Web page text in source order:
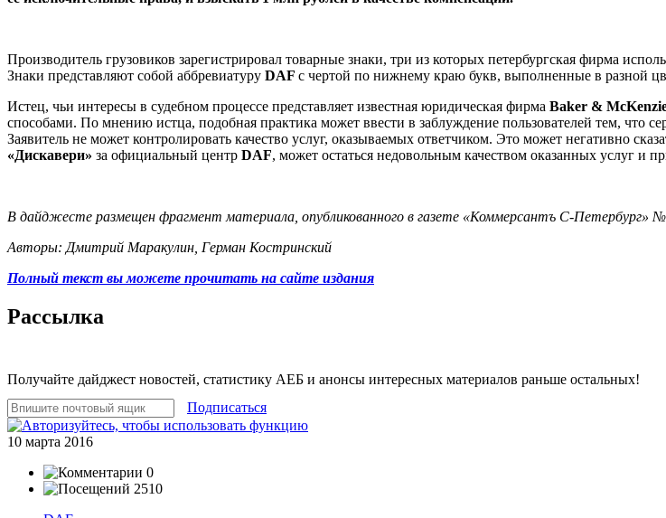
Производитель грузовиков зарегистрировал товарные знаки, три из которых петербургская фирма
Знаки представляют собой аббревиатуру DAF с чертой по нижнему краю букв, выполненные в разной
Истец, чьи интересы в судебном процессе представляет известная юридическая фирма Baker &
способами. По мнению истца, подобная практика может ввести в заблуждение пользователей тем, что
Заявитель не может контролировать качество услуг, оказываемых ответчиком. Это может негативно
«Дискавери» за официальный центр DAF, может остаться недовольным качеством оказанных услуг и
В дайджесте размещен фрагмент материала, опубликованного в газете «Коммерсантъ С-Петербург»
Авторы: Дмитрий Маракулин, Герман Костринский
Полный текст вы можете прочитать на сайте издания
Рассылка
Получайте дайджест новостей, статистику АЕБ и анонсы интересных материалов раньше остальных!
Подписаться
10 марта 2016
0
2510